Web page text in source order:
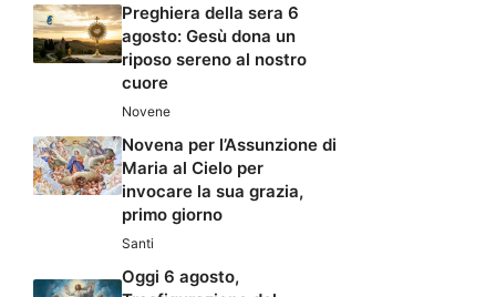
Preghiera della sera 6
agosto: Gesù dona un
riposo sereno al nostro
cuore
Novene
Novena per l’Assunzione di
Maria al Cielo per
invocare la sua grazia,
primo giorno
Santi
Oggi 6 agosto,